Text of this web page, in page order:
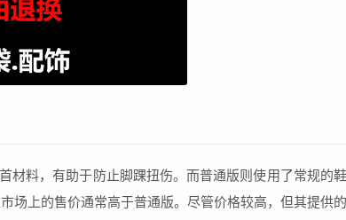
材料，有助于防止脚踝扭伤。而普通版则使用了常规的鞋
场上的售价通常高于普通版。尽管价格较高，但其提供的